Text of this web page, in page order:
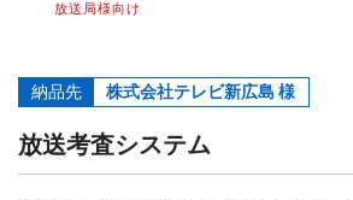
放送局様向け
納品先 株式会社テレビ新広島 様
放送考査システム